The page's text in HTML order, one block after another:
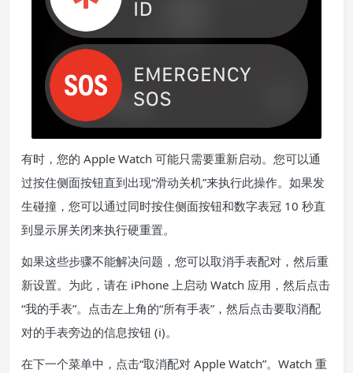
有时，您的 Apple Watch 可能只需要重新启动。您可以通
过按住侧面按钮直到出现“滑动关机”来执行此操作。如果发
生碰撞，您可以通过同时按住侧面按钮和数字表冠 10 秒直
到显示屏关闭来执行硬重置。
如果这些步骤不能解决问题，您可以取消手表配对，然后重
新设置。为此，请在 iPhone 上启动 Watch 应用，然后点击
“我的手表”。点击左上角的“所有手表”，然后点击要取消配
对的手表旁边的信息按钮 (i)。
在下一个菜单中，点击“取消配对 Apple Watch”。Watch 重